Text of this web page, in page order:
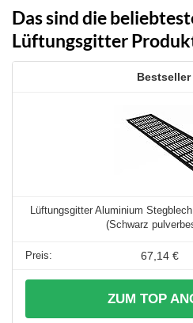
Das sind die
Lüftungsgitter
Lüftungsgitter Aluminium
(Schwarz
67,14 €
ZUM TOP